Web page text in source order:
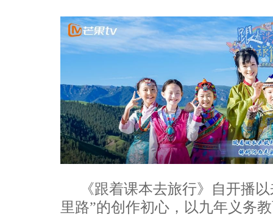
《跟着课本去旅行》自开播
里路”的创作初心，以九年义务